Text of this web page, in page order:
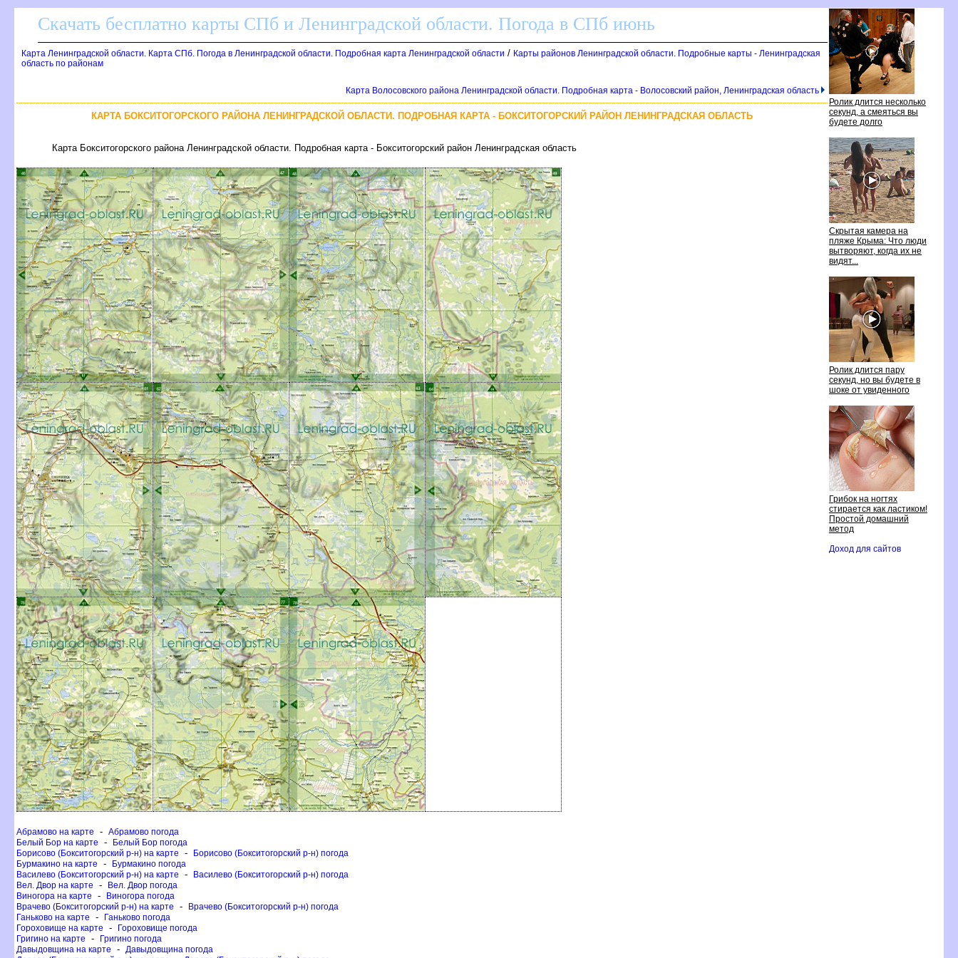
Ролик длится несколько
секунд, а смеяться вы
удете долго
Скрытая камера на
пляже Крыма: Что люди
ытворяют, когда их не
идят...
Ролик длится пару
секунд, но вы будете
шоке от увиденного
Грибок на ногтях
стирается как ластиком!
Простой домашний
метод
Доход для сайто
Скачать бесплатно карты СПб и Ленинградской области. Погода в СПб июнь
Карта Ленинградской области. Карта СПб. Погода в Ленинградской области. Подробная карта Ленинградской области / Карты районов Ленинградской области. Подробные карты - Ленинградская
область по районам
Карта Волосовского района Ленинградской области. Подробная карта - Волосовский район, Ленинградская область
КАРТА БОКСИТОГОРСКОГО РАЙОНА ЛЕНИНГРАДСКОЙ ОБЛАСТИ. ПОДРОБНАЯ КАРТА - БОКСИТОГОРСКИЙ РАЙОН ЛЕНИНГРАДСКАЯ ОБЛАСТЬ
Карта Бокситогорского района Ленинградской области. Подробная карта - Бокситогорский район Ленинградская область
Абрамово на карте - Абрамово погода
Белый Бор на карте
-
Белый Бор погода
Борисово (Бокситогорский р-н) на карте
-
Борисово (Бокситогорский р-н) погода
Бурмакино на карте
-
Бурмакино погода
асилево (Бокситогорский р-н) на карте
-
асилево (Бокситогорский р-н) погода
ел. Двор на карте
-
ел. Двор погода
иногора на карте
-
иногора погода
рачево (Бокситогорский р-н) на карте
-
рачево (Бокситогорский р-н) погода
Ганьково на карте
-
Ганьково погода
Гороховище на карте
-
Гороховище погода
Григино на карте
-
Григино погода
Давыдовщина на карте
-
Давыдовщина погода